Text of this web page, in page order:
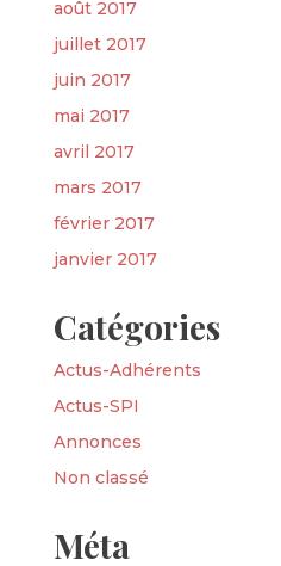
août 2017
juillet 2017
juin 2017
mai 2017
avril 2017
mars 2017
février 2017
janvier 2017
Catégories
Actus-Adhérents
Actus-SPI
Annonces
Non classé
Méta